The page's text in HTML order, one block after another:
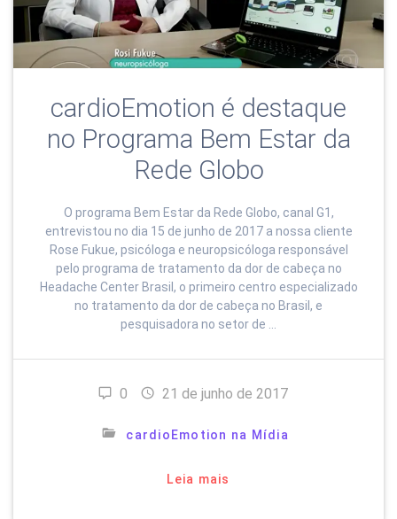
cardioEmotion é destaque
no Programa Bem Estar da
Rede Globo
O programa Bem Estar da Rede Globo, canal G1,
entrevistou no dia 15 de junho de 2017 a nossa cliente
Rose Fukue, psicóloga e neuropsicóloga responsável
pelo programa de tratamento da dor de cabeça no
Headache Center Brasil, o primeiro centro especializado
no tratamento da dor de cabeça no Brasil, e
pesquisadora no setor de …
0 21 de junho de 2017
cardioEmotion na Mídia
Leia mais